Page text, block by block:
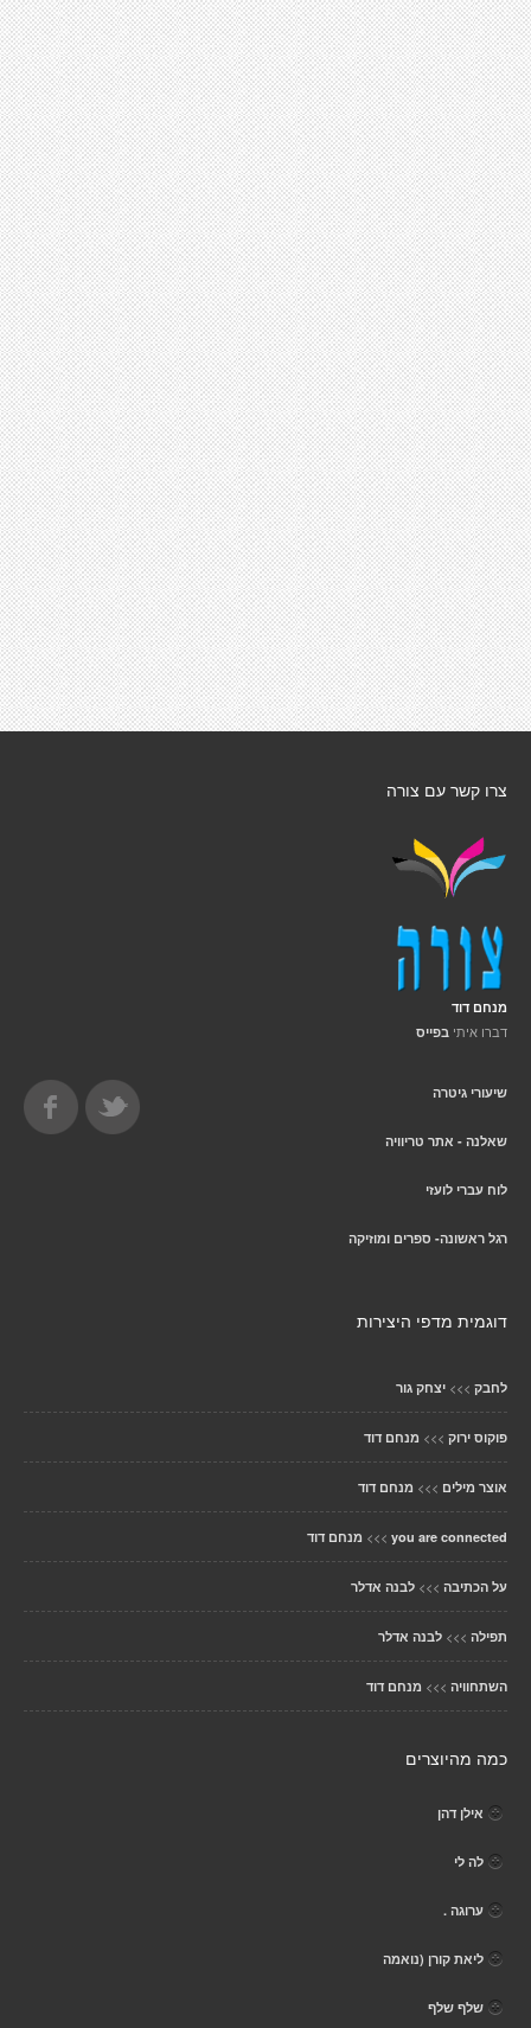
צרו קשר עם צורה
מנחם דוד
דברו איתי בפייס
שיעורי גיטרה
שאלנה - אתר טריוויה
לוח עברי לועזי
רגל ראשונה- ספרים ומוזיקה
דוגמית מדפי היצירות
לחבק >>> יצחק גור
פוקוס ירוק >>> מנחם דוד
אוצר מילים >>> מנחם דוד
you are connected
>>> מנחם דוד
על הכתיבה >>> לבנה אדלר
תפילה >>> לבנה אדלר
השתחוויה >>> מנחם דוד
כמה מהיוצרים
אילן דהן
לה לי
ערוגה .
ליאת קורן (נואמה
שלף שלף